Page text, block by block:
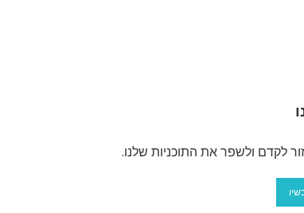
לקדם ולשפר את התוכניות שלנו.